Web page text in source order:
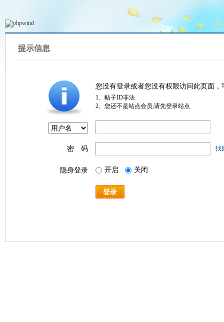
提示信息
您没有登录或者您没有权限访问此页面
1、帖子ID非法
2、您还不是站点会员,请先登录站点
密 码 找
隐身登录 开启 关闭
登录